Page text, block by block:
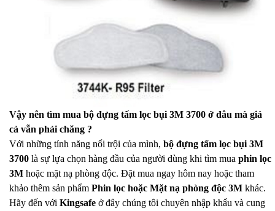
Vậy nên tìm mua bộ đựng tấm lọc bụi 3M 3700 ở đâu mà giá
cả vẫn phải chăng ?
Với những tính năng nổi trội của mình, bộ đựng tấm lọc bụi 3M
3700 là sự lựa chọn hàng đầu của người dùng khi tìm mua phin lọc
3M hoặc mặt nạ phòng độc. Đặt mua ngay hôm nay hoặc tham
khảo thêm sản phẩm Phin lọc hoặc Mặt nạ phòng độc 3M khác.
Hãy đến với Kingsafe ở đây chúng tôi chuyên nhập khẩu và cung